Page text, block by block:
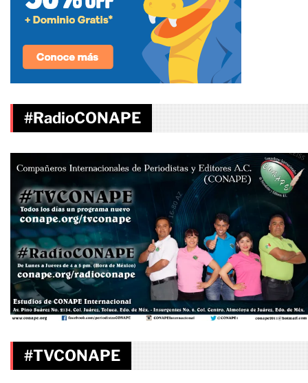
#RadioCONAPE
#TVCONAPE